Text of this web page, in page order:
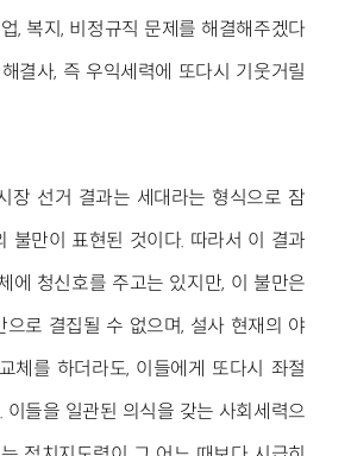
, 복지, 비정규직 문제를 해결해주겠다
결사, 즉 우익세력에 또다시 기웃거릴
장 선거 결과는 세대라는 형식으로 잠
불만이 표현된 것이다. 따라서 이 결과
에 청신호를 주고는 있지만, 이 불만은
으로 결집될 수 없으며, 설사 현재의 야
체를 하더라도, 이들에게 또다시 좌절
이들을 일관된 의식을 갖는 사회세력으